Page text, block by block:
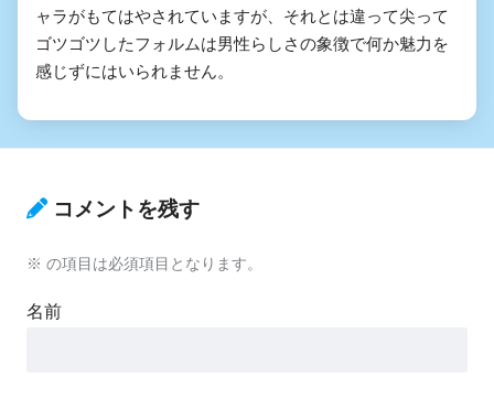
ャラがもてはやされていますが、それとは違って尖って
ゴツゴツしたフォルムは男性らしさの象徴で何か魅力を
感じずにはいられません。
コメントを残す
※ の項目は必須項目となります。
名前